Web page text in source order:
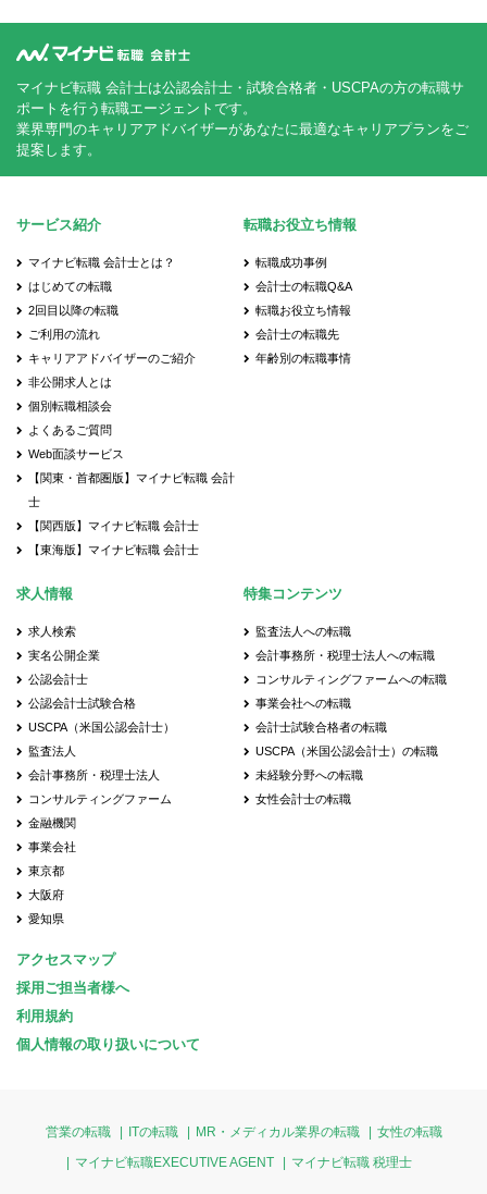
マイナビ転職 会計士は公認会計士・試験合格者・USCPAの方の転職サ
ポートを行う転職エージェントです。
業界専門のキャリアアドバイザーがあなたに最適なキャリアプランをご
提案します。
サービス紹介
マイナビ転職 会計士とは？
はじめての転職
2回目以降の転職
ご利用の流れ
キャリアアドバイザーのご紹介
非公開求人とは
個別転職相談会
よくあるご質問
Web面談サービス
【関東・首都圏版】マイナビ転職 会計
士
【関西版】マイナビ転職 会計士
【東海版】マイナビ転職 会計士
転職お役立ち情報
転職成功事例
会計士の転職Q&A
転職お役立ち情報
会計士の転職先
年齢別の転職事情
求人情報
求人検索
実名公開企業
公認会計士
公認会計士試験合格
USCPA（米国公認会計士）
監査法人
会計事務所・税理士法人
コンサルティングファーム
金融機関
事業会社
東京都
大阪府
愛知県
特集コンテンツ
監査法人への転職
会計事務所・税理士法人への転職
コンサルティングファームへの転職
事業会社への転職
会計士試験合格者の転職
USCPA（米国公認会計士）の転職
未経験分野への転職
女性会計士の転職
アクセスマップ
採用ご担当者様へ
利用規約
個人情報の取り扱いについて
営業の転職 ITの転職 MR・メディカル業界の転職
女性の転職
マイナビ転職EXECUTIVE AGENT
マイナビ転職 税理士